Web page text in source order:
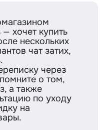
— хочет купить
нескольких
чат затих,
через
о том,
а также
по уходу
на